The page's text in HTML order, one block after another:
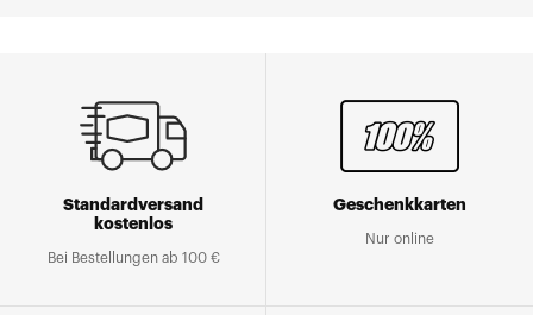
Standardversand
kostenlos
Bei Bestellungen ab 100 €
Geschenkkarten
Nur online